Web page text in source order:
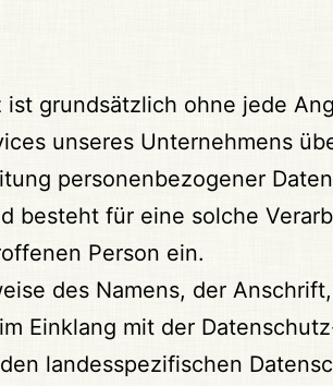
grundsätzlich ohne jede
unseres Unternehmens
personenbezogener
besteht für eine solche
Person ein.
des Namens, der
Einklang mit der
landesspezifischen